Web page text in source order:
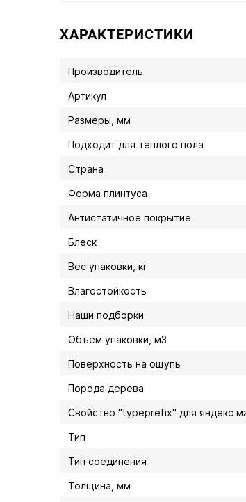
ХАРАКТЕРИСТИКИ
Производитель
Артикул
Размеры, мм
Подходит для теплого пола
Страна
Форма плинтуса
Антистатичное покрытие
Блеск
Вес упаковки, кг
Влагостойкость
Наши подборки
Объём упаковки, м3
Поверхность на ощупь
Порода дерева
Свойство "typeprefix" для яндекс
Тип
Тип соединения
Толщина, мм